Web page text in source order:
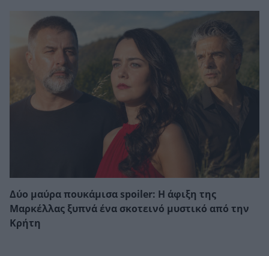
Δύο μαύρα πουκάμισα spoiler: Η άφιξη της
Μαρκέλλας ξυπνά ένα σκοτεινό μυστικό από την
Κρήτη